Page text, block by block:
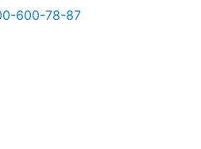
600-78-87